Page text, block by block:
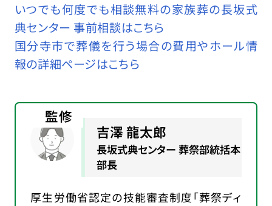
いつでも何度でも相談無料の家族葬の長坂式
典センター 事前相談はこちら
国分寺市で葬儀を行う場合の費用やホール情
報の詳細ページはこちら
監修
吉澤 龍太郎
長坂式典センター 葬祭部統括本
部長
厚生労働省認定の技能審査制度「葬祭ディ